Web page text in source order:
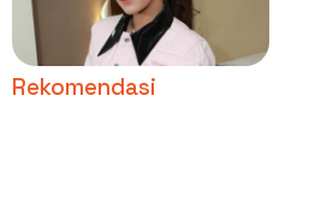
Rekomendasi